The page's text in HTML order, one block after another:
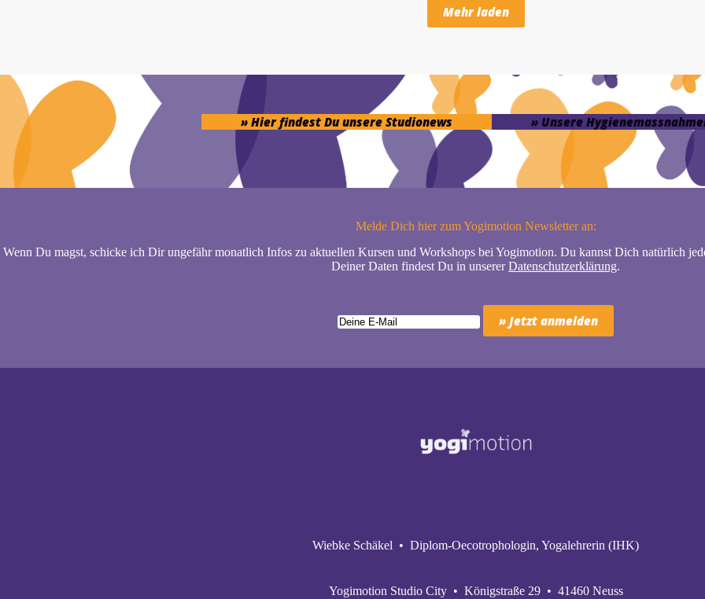
Mehr laden
» Hier findest Du unsere Studionews » Unsere
Melde Dich hier zum Yogimotion Newsletter an:
Wenn Du magst, schicke ich Dir ungefähr monatlich Infos zu aktuellen Kursen und Workshops bei Yogimotion. Du kannst Dich natürlich
Deiner Daten findest Du in unsererDatenschutzerklärung.
Wiebke Schäkel • Diplom-Oecotrophologin, Yogalehrerin (IHK)
Yogimotion Studio City • Königstraße 29 • 41460 Neuss